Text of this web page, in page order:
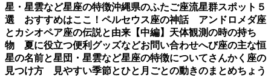
星・星雲など星座の特徴沖縄県のふたご座流星群スポット５
選 おすすめはここ！ ペルセウス座の神話 アンドロメダ座
とカシオペア座の伝説と由来【中編】 天体観測の時の持ち
物 夏に役立つ便利グッズなどお問い合わせへび座の主な恒
星の名前と星団・星雲など星座の特徴についてさんかく座の
見つけ方 見やすい季節とひと月ごとの動きのまとめちょう